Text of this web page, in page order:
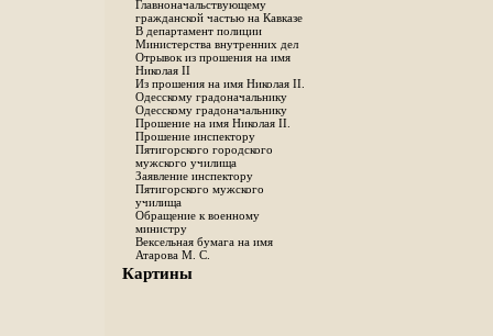
Главноначальствующему
гражданской частью на Кавказе
В департамент полиции
Министерства внутренних дел
Отрывок из прошения на имя
Николая II
Из прошения на имя Николая II.
Одесскому градоначальнику
Одесскому градоначальнику
Прошение на имя Николая II.
Прошение инспектору
Пятигорского городского
мужского училища
Заявление инспектору
Пятигорского мужского
училища
Обращение к военному
министру
Вексельная бумага на имя
Атарова М. С.
Картины